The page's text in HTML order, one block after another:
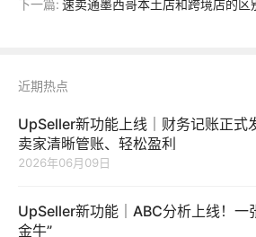
下一篇: 速卖通墨西哥本土店和跨境店的区
近期热点
UpSeller新功能上线｜财务记账正式
卖家清晰管账、轻松盈利
2026年06月09日
UpSeller新功能｜ABC分析上线！一
金牛”